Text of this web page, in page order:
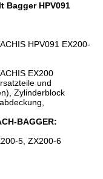
Bagger HPV091
HPV091 EX200-
EX200
und
Zylinderblock
BAGGER:
5, ZX200-6